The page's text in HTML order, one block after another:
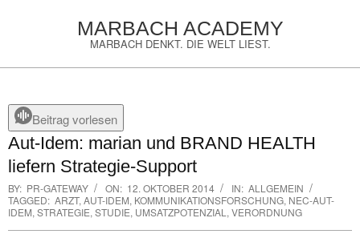
MARBACH ACADEMY
MARBACH DENKT. DIE WELT LIEST.
Menu Beitrag vorlesen
Aut-Idem: marian und BRAND HEALTH
liefern Strategie-Support
BY: PR-GATEWAY ON: 12. OKTOBER 2014 IN: ALLGEMEIN
TAGGED: ARZT, AUT-IDEM, KOMMUNIKATIONSFORSCHUNG, NEC-AUT-
IDEM, STRATEGIE, STUDIE, UMSATZPOTENZIAL , VERORDNUNG